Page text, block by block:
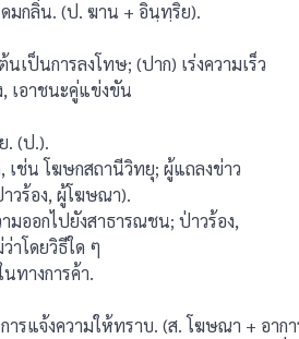
มกลิ่น. (ป. ฆาน + อินฺทฺริย).
เป็นการลงโทษ; (ปาก) เร่งความเร็ว
เอาชนะคู่แข่งขัน
. (ป.).
เช่น โฆษกสถานีวิทยุ; ผู้แถลงข่าว
วร้อง, ผู้โฆษณา).
มออกไปยังสาธารณชน; ป่าวร้อง,
าโดยวิธีใด ๆ
ทางการค้า.
ารแจ้งความให้ทราบ. (ส. โฆษณา + อาก